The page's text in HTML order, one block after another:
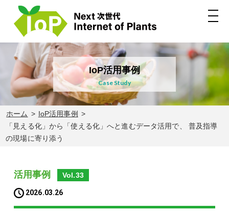
IoP活用事例
Case Study
ホーム
IoP活用事例
「見える化」から「使える化」へと進むデータ活用で、 普及指導
の現場に寄り添う
活用事例 Vol.33
2026.03.26